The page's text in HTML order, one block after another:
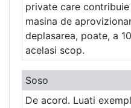
private care
masina de
deplasarea, poate, a
acelasi scop.
Soso
De acord. Luati